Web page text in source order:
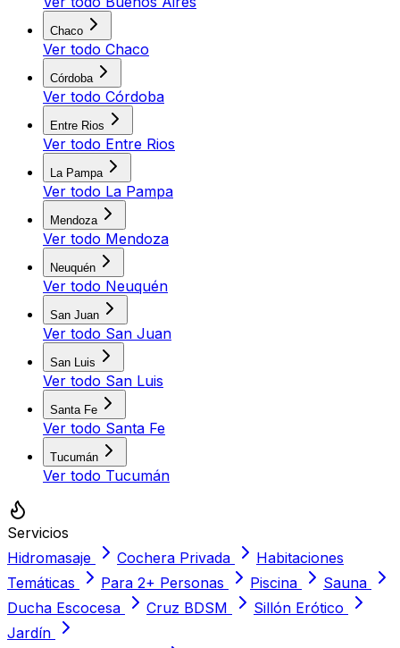
Chaco
Ver todo Chaco
Córdoba
Ver todo Córdoba
Entre Rios
Ver todo Entre Rios
La Pampa
Ver todo La Pampa
Mendoza
Ver todo Mendoza
Neuquén
Ver todo Neuquén
San Juan
Ver todo San Juan
San Luis
Ver todo San Luis
Santa Fe
Ver todo Santa Fe
Tucumán
Ver todo Tucumán
Servicios
Hidromasaje
Cochera Privada
Habitaciones
Temáticas
Para 2+ Personas Piscina
Sauna
Ducha Escocesa
Cruz BDSM
Sillón Erótico
Jardín